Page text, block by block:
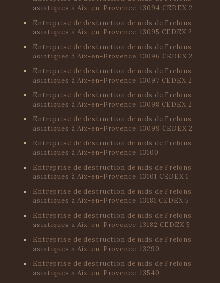
asiatiques à Aix-en-Provence, 13094 CEDEX 2
Entreprise de destruction de nids de Frelons
asiatiques à Aix-en-Provence, 13095 CEDEX 2
Entreprise de destruction de nids de Frelons
asiatiques à Aix-en-Provence, 13096 CEDEX 2
Entreprise de destruction de nids de Frelons
asiatiques à Aix-en-Provence, 13097 CEDEX 2
Entreprise de destruction de nids de Frelons
asiatiques à Aix-en-Provence, 13098 CEDEX 2
Entreprise de destruction de nids de Frelons
asiatiques à Aix-en-Provence, 13099 CEDEX 2
Entreprise de destruction de nids de Frelons
asiatiques à Aix-en-Provence, 13100
Entreprise de destruction de nids de Frelons
asiatiques à Aix-en-Provence, 13101 CEDEX 1
Entreprise de destruction de nids de Frelons
asiatiques à Aix-en-Provence, 13181 CEDEX 5
Entreprise de destruction de nids de Frelons
asiatiques à Aix-en-Provence, 13182 CEDEX 5
Entreprise de destruction de nids de Frelons
asiatiques à Aix-en-Provence, 13290
Entreprise de destruction de nids de Frelons
asiatiques à Aix-en-Provence, 13540